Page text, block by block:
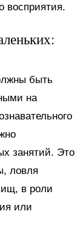
восприятия.
быть
на
занятий. Это
ловля
в роли
или